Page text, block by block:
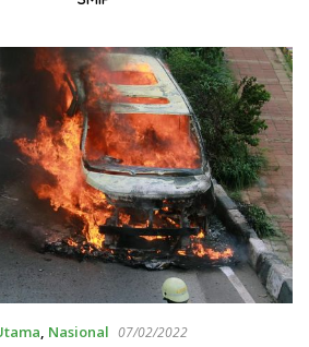
, Nasional 07/02/2022